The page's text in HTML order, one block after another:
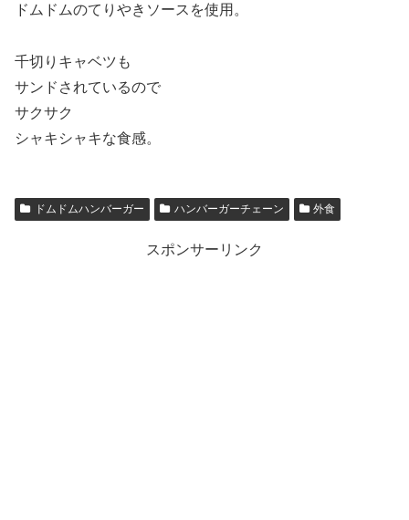
ドムドムのてりやきソースを使用。
千切りキャベツも
サンドされているので
サクサク
シャキシャキな食感。
ドムドムハンバーガー ハンバーガーチェーン 外食
スポンサーリンク